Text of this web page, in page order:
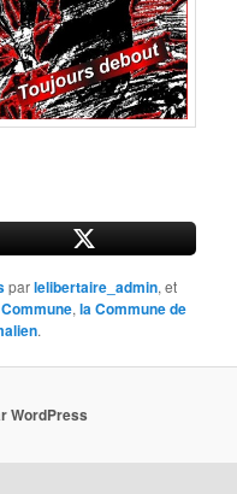
parlelibertaire_admin, et
,la Commune de
.
WordPress